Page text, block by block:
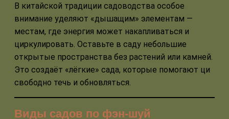
В китайской традиции садоводства особое
внимание уделяют «дышащим» элементам —
местам, где энергия может накапливаться и
циркулировать. Оставьте в саду небольшие
открытые пространства без растений или камней.
Это создаёт «лёгкие» сада, которые помогают ци
свободно течь и обновляться.
Виды садов по фэн-шуй